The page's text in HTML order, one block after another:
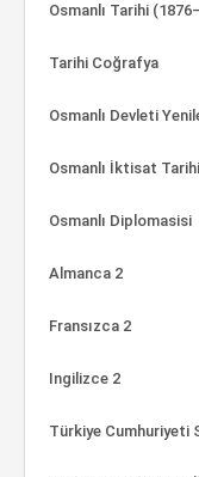
Osmanlı Tarihi
Tarihi Coğrafya
Osmanlı Devleti
Osmanlı İktisat Tarihi
Osmanlı Diplomasisi
Almanca 2
Fransızca 2
Ingilizce 2
Türkiye Cumhuriyeti